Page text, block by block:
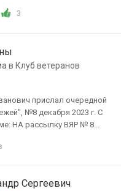
3
в Клуб ветеранов
прислал очередной
№8 декабря 2023 г. С
НА рассылку ВЯР № 8...
Сергеевич